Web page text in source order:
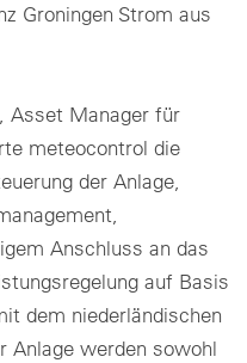
Groningen Strom aus
Asset Manager für
meteocontrol die
der Anlage,
Anschluss an das
auf Basis
dem niederländischen
Anlage werden sowohl